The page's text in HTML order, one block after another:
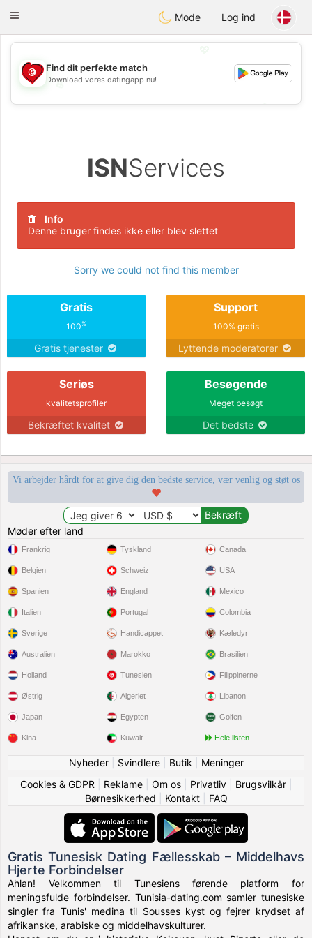
Tunisia Dating
Toggle
Mode Log ind
💖
💕
Find dit perfekte match
Download vores datingapp nu!
ISNServices
Info
Denne bruger findes ikke eller blev slettet
Sorry we could not find this member
Gratis
100%
Gratis tjenester
Support
100% gratis
Lyttende moderatorer
Seriøs
kvalitetsprofiler
Bekræftet kvalitet
Besøgende
Meget besøgt
Det bedste
Vi arbejder hårdt for at give dig den bedste service, vær venlig og støt os
Møder efter land
Frankrig
Belgien
Spanien
Italien
Sverige
Tyskland
Schweiz
England
Portugal
Handicappet
Canada
USA
Mexico
Colombia
Kæledyr
Australien
Holland
Østrig
Japan
Kina
Marokko
Tunesien
Algeriet
Egypten
Kuwait
Brasilien
Filippinerne
Libanon
Golfen
Hele listen
Nyheder| Svindlere| Butik
Meninger
Cookies & GDPR
Reklame| Om os| Privatliv| Brugsvilkår|
Børnesikkerhed
Kontakt| FAQ
Gratis Tunesisk Dating Fællesskab – Middelhavs
Hjerte Forbindelser
Ahlan! Velkommen til Tunesiens førende platform for
meningsfulde forbindelser. Tunisia-dating.com samler tunesiske
singler fra Tunis' medina til Sousses kyst og fejrer krydset af
afrikanske, arabiske og middelhavskulturer.